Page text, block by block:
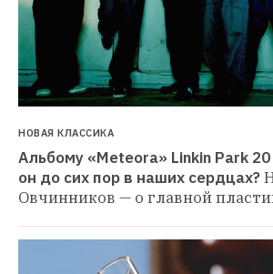
НОВАЯ КЛАССИКА
Альбому «Meteora» Linkin Park
он до сих пор в наших сердцах?
Овчинников — о главной